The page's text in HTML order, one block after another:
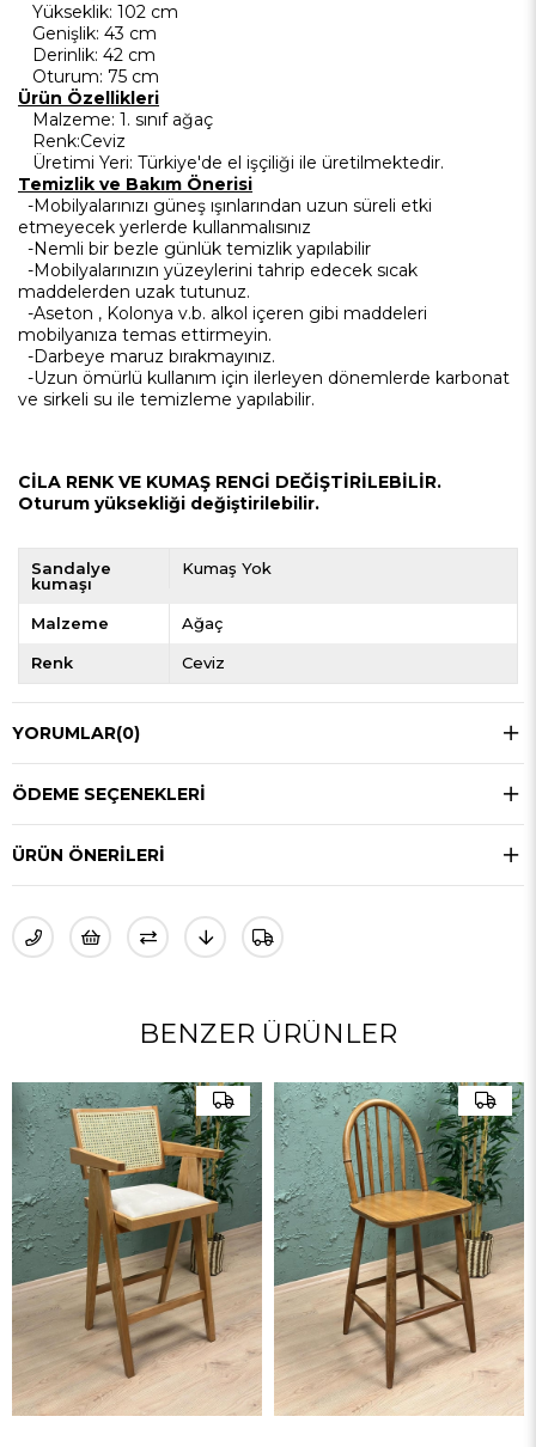
Yükseklik: 102 cm
Genişlik: 43 cm
Derinlik: 42 cm
Oturum: 75 cm
Ürün Özellikleri
Malzeme: 1. sınıf ağaç
Renk:Ceviz
Üretimi Yeri: Türkiye'de el işçiliği ile üretilmektedir.
Temizlik ve Bakım Önerisi
-Mobilyalarınızı güneş ışınlarından uzun süreli etki
etmeyecek yerlerde kullanmalısınız
-Nemli bir bezle günlük temizlik yapılabilir
-Mobilyalarınızın yüzeylerini tahrip edecek sıcak
maddelerden uzak tutunuz.
-Aseton , Kolonya v.b. alkol içeren gibi maddeleri
mobilyanıza temas ettirmeyin.
-Darbeye maruz bırakmayınız.
-Uzun ömürlü kullanım için ilerleyen dönemlerde karbonat
ve sirkeli su ile temizleme yapılabilir.
CİLA RENK VE KUMAŞ RENGİ DEĞİŞTİRİLEBİLİR.
Oturum yüksekliği değiştirilebilir.
Sandalye
kumaşı
Kumaş Yok
Malzeme Ağaç
Renk Ceviz
YORUMLAR(0)
ÖDEME SEÇENEKLERI
ÜRÜN ÖNERILERI
BENZER ÜRÜNLER